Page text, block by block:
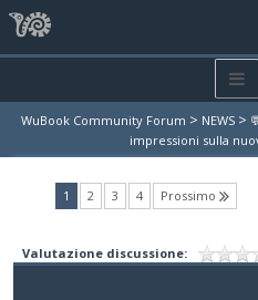
WuBook Community Forum > NEWS >
impressioni sulla
1 (current)
2 3 4 Prossimo
Valutazione discussione: